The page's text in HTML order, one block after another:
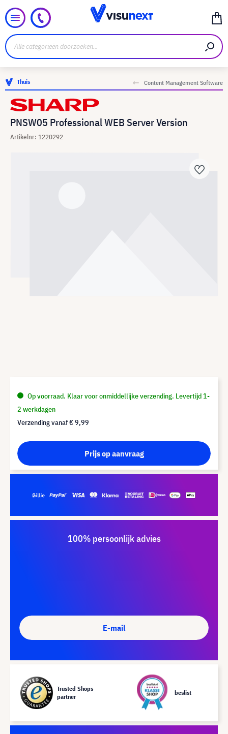
Thuis Content Management Software
PNSW05 Professional WEB Server Version
Artikelnr: 1220292
Op voorraad. Klaar voor onmiddellijke verzending. Levertijd 1-
2 werkdagen
Verzending vanaf€ 9,99
Prijs op aanvraag
100% persoonlijk advies
E-mail
Trusted Shops
partner
beslist